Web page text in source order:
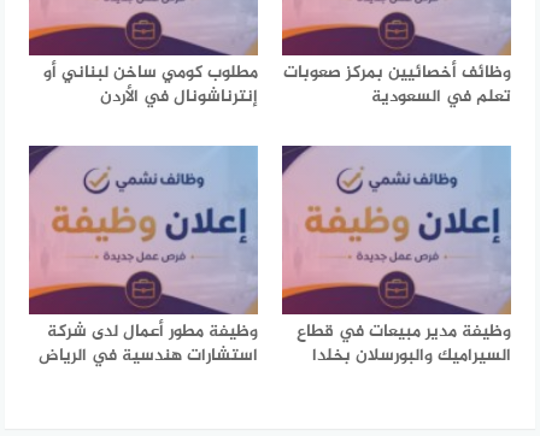
وظائف أخصائيين بمركز صعوبات
تعلم في السعودية
مطلوب كومي ساخن لبناني أو
إنترناشونال في الأردن
وظيفة مدير مبيعات في قطاع
السيراميك والبورسلان بخلدا
وظيفة مطور أعمال لدى شركة
استشارات هندسية في الرياض